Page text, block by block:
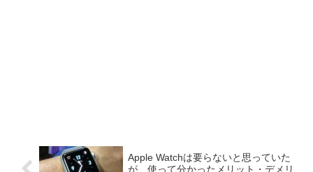
Apple Watchは要らないと思っていた
が、使って分かったメリット・デメリ